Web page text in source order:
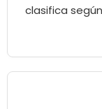
clasifica según